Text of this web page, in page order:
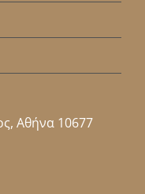
Αθήνα 10677